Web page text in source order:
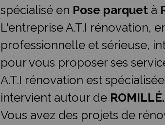
spécialisé en Pose parquet à
L'entreprise A.T.I rénovation,
professionnelle et sérieuse,
pour vous proposer ses
A.T.I rénovation est
intervient autour de ROMILLÉ.
Vous avez des projets de